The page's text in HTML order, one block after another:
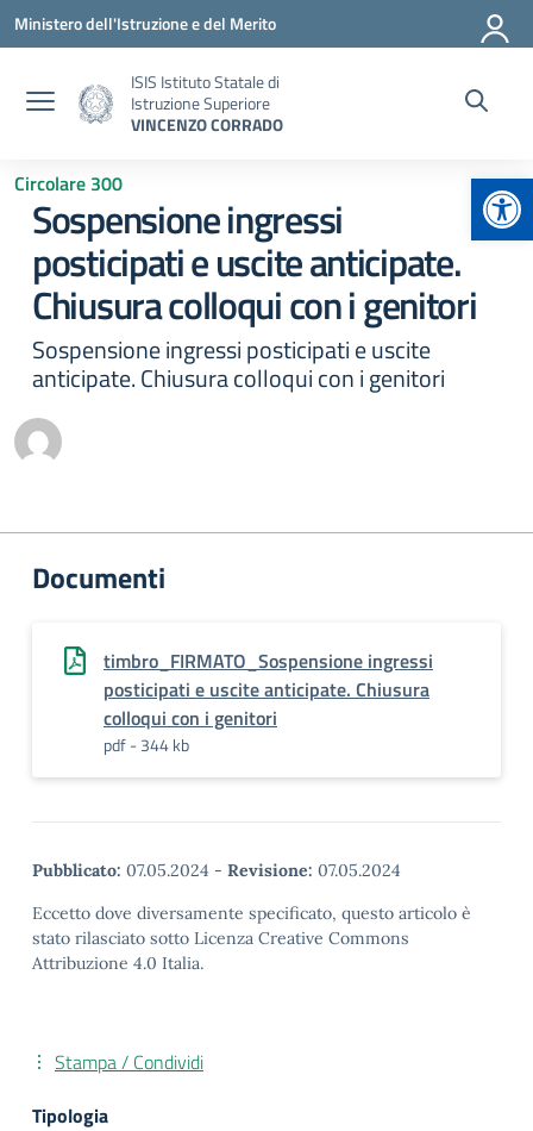
Vai ai contenuti
Vai al menu di navigazione
Vai al footer
Ministero dell'Istruzione e del Merito
ISIS Istituto Statale di
Istruzione Superiore
VINCENZO CORRADO
Circolare 300
Sospensione ingressi
posticipati e uscite anticipate.
Chiusura colloqui con i genitori
Sospensione ingressi posticipati e uscite
anticipate. Chiusura colloqui con i genitori
Documenti
timbro_FIRMATO_Sospensione ingressi
posticipati e uscite anticipate. Chiusura
colloqui con i genitori
pdf - 344 kb
Pubblicato: 07.05.2024 - Revisione: 07.05.2024
Eccetto dove diversamente specificato, questo articolo è
stato rilasciato sotto Licenza Creative Commons
Attribuzione 4.0 Italia.
Stampa / Condividi
Tipologia